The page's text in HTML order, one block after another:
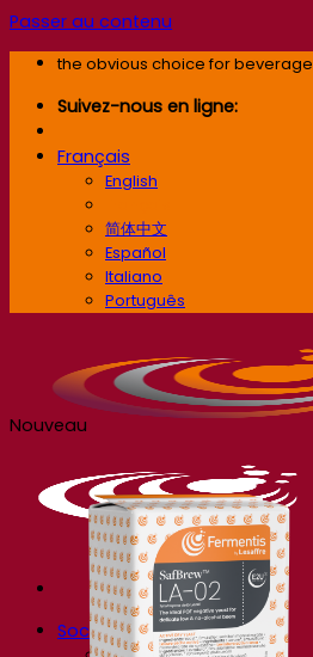
Passer au contenu
the obvious choice for beverage
Suivez-nous en ligne:
Français
English
简体中文
Español
Italiano
Português
Société
Nouveau